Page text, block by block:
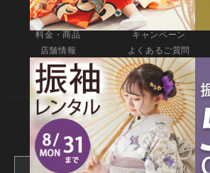
TOP 新着情報
料金・商品
キャンペーン
店舗情報
よくあるご質問
web撮影予約
CONTACT
webでご予約はこちら